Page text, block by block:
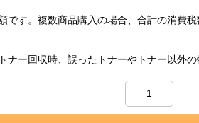
す。複数商品購入の場合、合計の消費税
ー回収時、誤ったトナーやトナー以外の